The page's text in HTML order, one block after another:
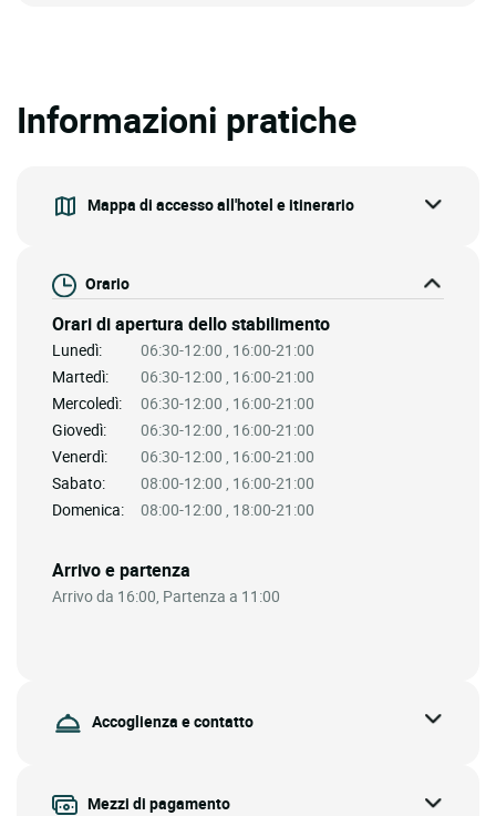
Informazioni pratiche
Mappa di accesso all'hotel e itinerario
Orario
Orari di apertura dello stabilimento
Lunedì:
06:30-12:00 , 16:00-21:00
Martedì:
06:30-12:00 , 16:00-21:00
Mercoledì:
06:30-12:00 , 16:00-21:00
Giovedì:
06:30-12:00 , 16:00-21:00
Venerdì:
06:30-12:00 , 16:00-21:00
Sabato:
08:00-12:00 , 16:00-21:00
Domenica:
08:00-12:00 , 18:00-21:00
Arrivo e partenza
Arrivo da 16:00, Partenza a 11:00
Accoglienza e contatto
Mezzi di pagamento